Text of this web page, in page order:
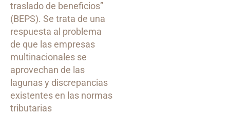
traslado de beneficios”
(BEPS). Se trata de una
respuesta al problema
de que las empresas
multinacionales se
aprovechan de las
lagunas y discrepancias
existentes en las normas
tributarias